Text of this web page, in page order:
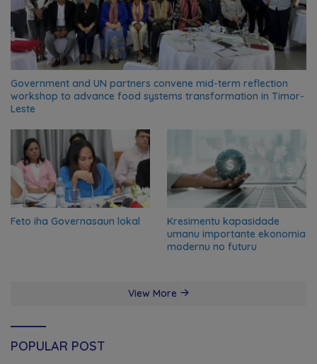
Government and UN partners convene mid-term reflection
workshop to advance food systems transformation in Timor-
Leste
Feto iha Governasaun lokal
Kresimentu kapasidade
umanu importante ekonomia
modernu no futuru
View More
POPULAR POST